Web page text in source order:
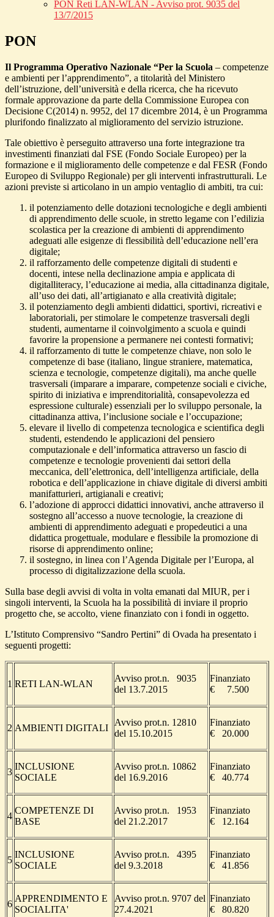
PON Reti LAN-WLAN - Avviso prot. 9035 del
13/7/2015
PON
Il Programma Operativo Nazionale “Per la Scuola – competenze
e ambienti per l’apprendimento”, a titolarità del Ministero
dell’istruzione, dell’università e della ricerca, che ha ricevuto
formale approvazione da parte della Commissione Europea con
Decisione C(2014) n. 9952, del 17 dicembre 2014, è un Programma
plurifondo finalizzato al miglioramento del servizio istruzione.
Tale obiettivo è perseguito attraverso una forte integrazione tra
investimenti finanziati dal FSE (Fondo Sociale Europeo) per la
formazione e il miglioramento delle competenze e dal FESR (Fondo
Europeo di Sviluppo Regionale) per gli interventi infrastrutturali. Le
azioni previste si articolano in un ampio ventaglio di ambiti, tra cui:
il potenziamento delle dotazioni tecnologiche e degli ambienti
di apprendimento delle scuole, in stretto legame con l’edilizia
scolastica per la creazione di ambienti di apprendimento
adeguati alle esigenze di flessibilità dell’educazione nell’era
digitale;
il rafforzamento delle competenze digitali di studenti e
docenti, intese nella declinazione ampia e applicata di
digitalliteracy, l’educazione ai media, alla cittadinanza digitale,
all’uso dei dati, all’artigianato e alla creatività digitale;
il potenziamento degli ambienti didattici, sportivi, ricreativi e
laboratoriali, per stimolare le competenze trasversali degli
studenti, aumentarne il coinvolgimento a scuola e quindi
favorire la propensione a permanere nei contesti formativi;
il rafforzamento di tutte le competenze chiave, non solo le
competenze di base (italiano, lingue straniere, matematica,
scienza e tecnologie, competenze digitali), ma anche quelle
trasversali (imparare a imparare, competenze sociali e civiche,
spirito di iniziativa e imprenditorialità, consapevolezza ed
espressione culturale) essenziali per lo sviluppo personale, la
cittadinanza attiva, l’inclusione sociale e l’occupazione;
elevare il livello di competenza tecnologica e scientifica degli
studenti, estendendo le applicazioni del pensiero
computazionale e dell’informatica attraverso un fascio di
competenze e tecnologie provenienti dai settori della
meccanica, dell’elettronica, dell’intelligenza artificiale, della
robotica e dell’applicazione in chiave digitale di diversi ambiti
manifatturieri, artigianali e creativi;
l’adozione di approcci didattici innovativi, anche attraverso il
sostegno all’accesso a nuove tecnologie, la creazione di
ambienti di apprendimento adeguati e propedeutici a una
didattica progettuale, modulare e flessibile la promozione di
risorse di apprendimento online;
il sostegno, in linea con l’Agenda Digitale per l’Europa, al
processo di digitalizzazione della scuola.
Sulla base degli avvisi di volta in volta emanati dal MIUR, per i
singoli interventi, la Scuola ha la possibilità di inviare il proprio
progetto che, se accolto, viene finanziato con i fondi in oggetto.
L’Istituto Comprensivo “Sandro Pertini” di Ovada ha presentato i
seguenti progetti:
1 RETI LAN-WLAN
Avviso prot.n. 9035
del 13.7.2015
Finanziato
€ 7.500
2 AMBIENTI DIGITALI
Avviso prot.n. 12810
del 15.10.2015
Finanziato
€ 20.000
3
INCLUSIONE
SOCIALE
Avviso prot.n. 10862
del 16.9.2016
Finanziato
€ 40.774
4
COMPETENZE DI
BASE
Avviso prot.n. 1953
del 21.2.2017
Finanziato
€ 12.164
5
INCLUSIONE
SOCIALE
Avviso prot.n. 4395
del 9.3.2018
Finanziato
€ 41.856
6
APPRENDIMENTO E
SOCIALITA'
Avviso prot.n. 9707 del
27.4.2021
Finanziato
€ 80.820